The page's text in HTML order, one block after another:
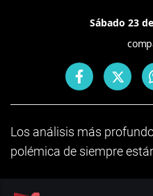
Sábado 23
Los análisis más
polémica de siempre